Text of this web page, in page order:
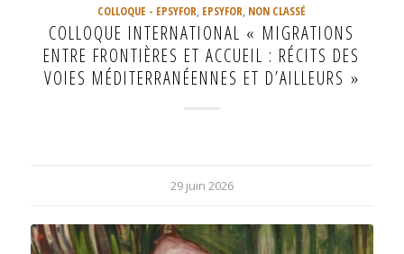
COLLOQUE - EPSYFOR, EPSYFOR, NON CLASSÉ
COLLOQUE INTERNATIONAL « MIGRATIONS
ENTRE FRONTIÈRES ET ACCUEIL : RÉCITS DES
VOIES MÉDITERRANÉENNES ET D’AILLEURS »
29 juin 2026